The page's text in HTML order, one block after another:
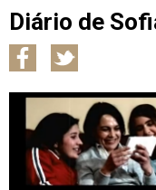
Diário de